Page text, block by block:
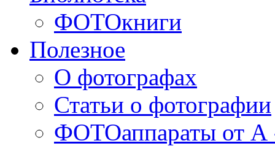
ФОТОкниги
Полезное
О фотографах
Статьи о фотографии
ФОТОаппараты от А